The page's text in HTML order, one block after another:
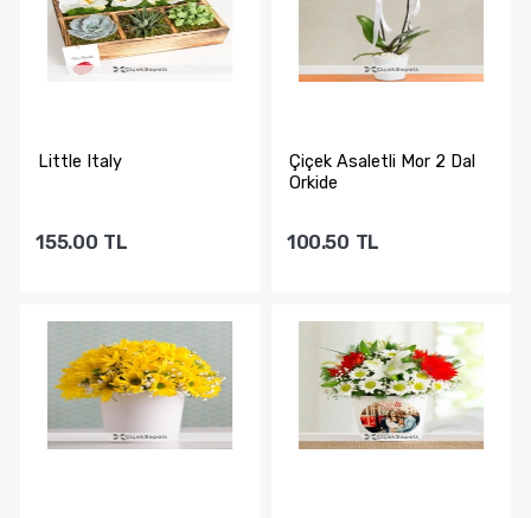
Little Italy
155.00 TL
Sepete Ekle
Çiçek Asaletli Mor 2 Dal
Orkide
100.50 TL
Sepete Ekle